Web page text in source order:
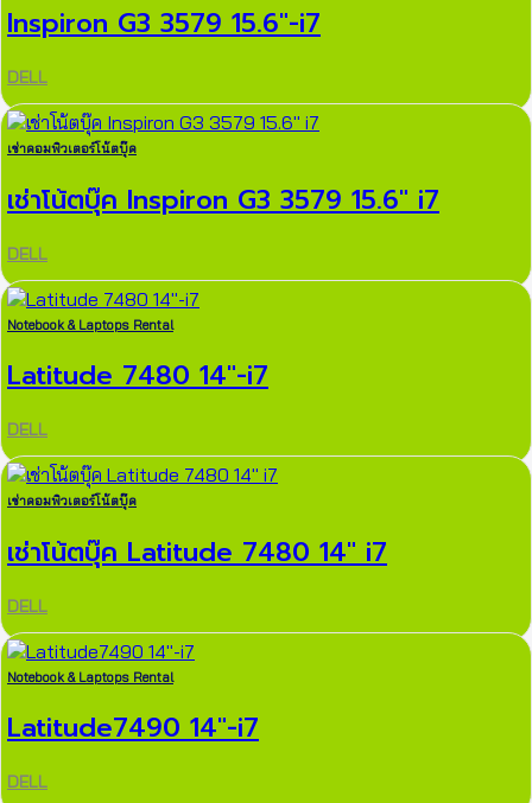
Inspiron G3 3579 15.6″-i7
DELL
เช่าคอมพิวเตอร์โน้ตบุ๊ค
เช่าโน้ตบุ๊ค Inspiron G3 3579 15.6″ i7
DELL
Notebook & Laptops Rental
Latitude 7480 14″-i7
DELL
เช่าคอมพิวเตอร์โน้ตบุ๊ค
เช่าโน้ตบุ๊ค Latitude 7480 14″ i7
DELL
Notebook & Laptops Rental
Latitude7490 14″-i7
DELL